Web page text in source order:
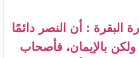
البقرة : أن النصر دائمًا
ولكن بالإيمان، فأصحاب